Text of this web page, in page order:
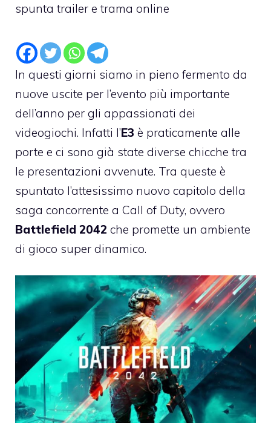
spunta trailer e trama online
In questi giorni siamo in pieno fermento da
nuove uscite per l’evento più importante
dell’anno per gli appassionati dei
videogiochi. Infatti l’E3 è praticamente alle
porte e ci sono già state diverse chicche tra
le presentazioni avvenute. Tra queste è
spuntato l’attesissimo nuovo capitolo della
saga concorrente a Call of Duty, ovvero
Battlefield 2042 che promette un ambiente
di gioco super dinamico.